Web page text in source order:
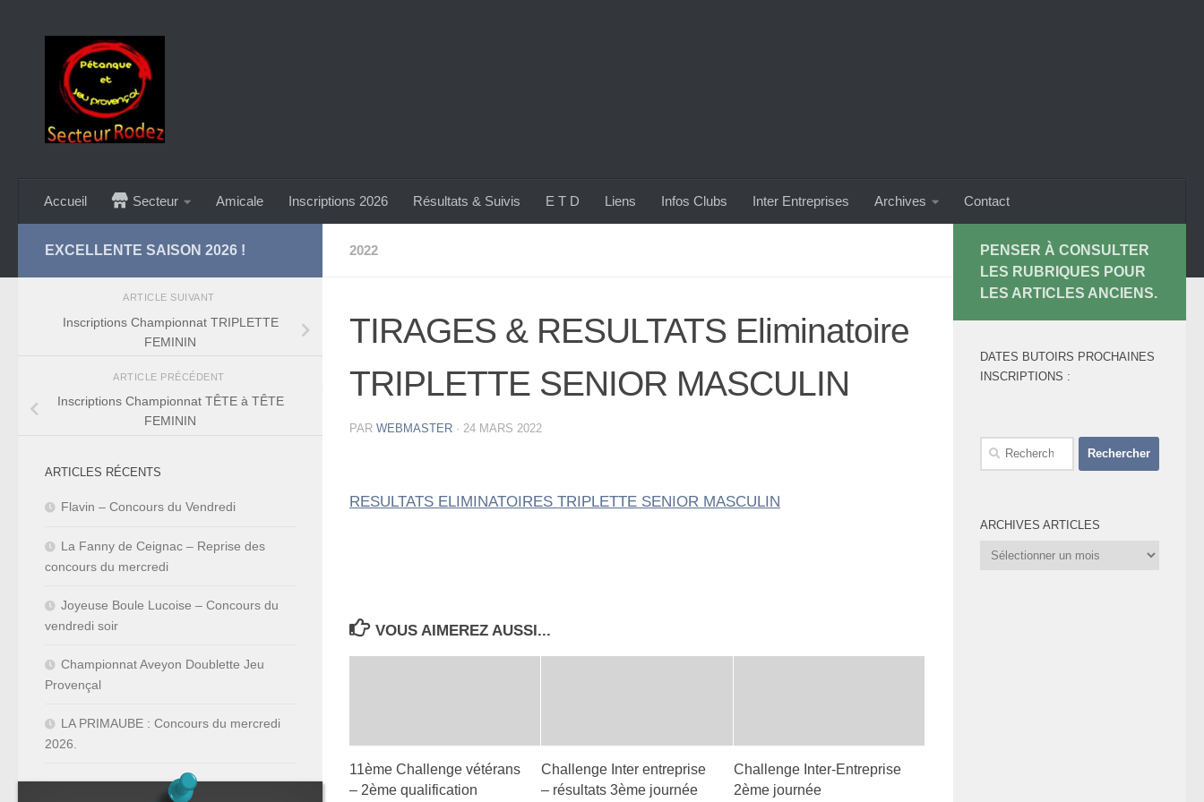
Accueil Secteur Amicale Inscriptions 2026 Résultats & Suivis E T D Liens Infos Clubs Inter Entreprises Archives Contact
2022
TIRAGES & RESULTATS Eliminatoire
TRIPLETTE SENIOR MASCULIN
PAR WEBMASTER · 24 MARS 2022
RESULTATS ELIMINATOIRES TRIPLETTE SENIOR MASCULIN
VOUS AIMEREZ AUSSI...
11ème Challenge vétérans
– 2ème qualification
Challenge Inter entreprise
– résultats 3ème journée
Challenge Inter-Entreprise
2ème journée
EXCELLENTE SAISON 2026 !
ARTICLE SUIVANT
Inscriptions Championnat TRIPLETTE
FEMININ
ARTICLE PRÉCÉDENT
Inscriptions Championnat TÊTE à TÊTE
FEMININ
ARTICLES RÉCENTS
Flavin – Concours du Vendredi
La Fanny de Ceignac – Reprise des
concours du mercredi
Joyeuse Boule Lucoise – Concours du
vendredi soir
Championnat Aveyon Doublette Jeu
Provençal
LA PRIMAUBE : Concours du mercredi
2026.
PENSER À CONSULTER
LES RUBRIQUES POUR
LES ARTICLES ANCIENS.
DATES BUTOIRS PROCHAINES
INSCRIPTIONS :
Rechercher :
ARCHIVES ARTICLES
Archives